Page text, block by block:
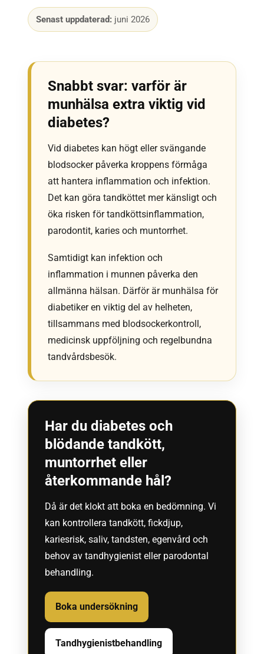
Senast uppdaterad: juni 2026
Snabbt svar: varför är
munhälsa extra viktig vid
diabetes?
Vid diabetes kan högt eller svängande
blodsocker påverka kroppens förmåga
att hantera inflammation och infektion.
Det kan göra tandköttet mer känsligt och
öka risken för tandköttsinflammation,
parodontit, karies och muntorrhet.
Samtidigt kan infektion och
inflammation i munnen påverka den
allmänna hälsan. Därför är munhälsa för
diabetiker en viktig del av helheten,
tillsammans med blodsockerkontroll,
medicinsk uppföljning och regelbundna
tandvårdsbesök.
Har du diabetes och
blödande tandkött,
muntorrhet eller
återkommande hål?
Då är det klokt att boka en bedömning. Vi
kan kontrollera tandkött, fickdjup,
kariesrisk, saliv, tandsten, egenvård och
behov av tandhygienist eller parodontal
behandling.
Boka undersökning
Tandhygienistbehandling